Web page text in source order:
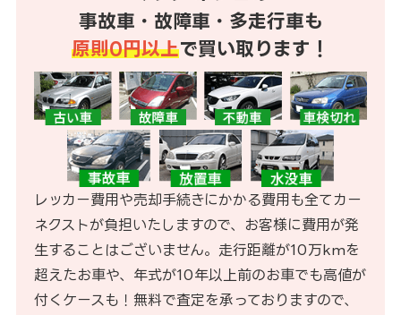
事故車・故障車・多走行車も
原則0円以上で買い取ります！
レッカー費用や売却手続きにかかる費用も全てカー
ネクストが負担いたしますので、お客様に費用が発
生することはございません。走行距離が10万kmを
超えたお車や、年式が10年以上前のお車でも高値が
付くケースも！無料で査定を承っておりますので、